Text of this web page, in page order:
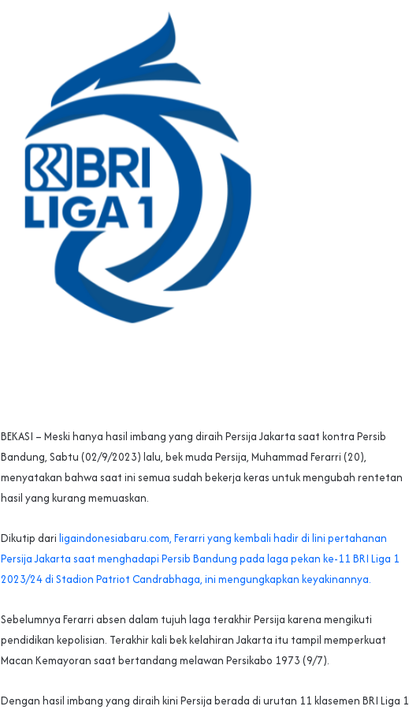
BEKASI – Meski hanya hasil imbang yang diraih Persija Jakarta saat kontra Persib
Bandung, Sabtu (02/9/2023) lalu, bek muda Persija, Muhammad Ferarri (20),
menyatakan bahwa saat ini semua sudah bekerja keras untuk mengubah rentetan
hasil yang kurang memuaskan.
Dikutip dari ligaindonesiabaru.com, Ferarri yang kembali hadir di lini pertahanan
Persija Jakarta saat menghadapi Persib Bandung pada laga pekan ke-11 BRI Liga 1
2023/24 di Stadion Patriot Candrabhaga, ini mengungkapkan keyakinannya.
Sebelumnya Ferarri absen dalam tujuh laga terakhir Persija karena mengikuti
pendidikan kepolisian. Terakhir kali bek kelahiran Jakarta itu tampil memperkuat
Macan Kemayoran saat bertandang melawan Persikabo 1973 (9/7).
Dengan hasil imbang yang diraih kini Persija berada di urutan 11 klasemen BRI Liga 1